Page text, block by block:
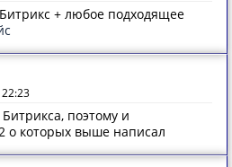
+ любое подходящее
поэтому и
о которых выше написал